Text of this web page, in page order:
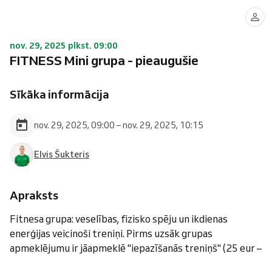
nov. 29, 2025 plkst. 09:00
FITNESS Mini grupa - pieaugušie
Sīkāka informācija
nov. 29, 2025, 09:00 – nov. 29, 2025, 10:15
Elvis Šukteris
Apraksts
Fitnesa grupa: veselības, fizisko spēju un ikdienas
enerģijas veicinoši treniņi. Pirms uzsāk grupas
apmeklējumu ir jāapmeklē "iepazīšanās treniņš" (25 eur –